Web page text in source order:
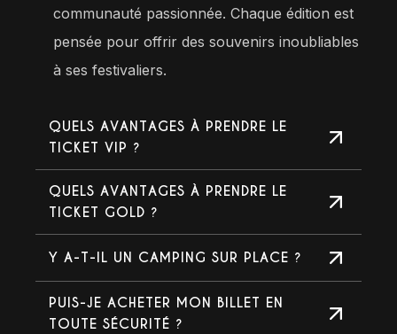
communauté passionnée. Chaque édition est
pensée pour offrir des souvenirs inoubliables
à ses festivaliers.
QUELS AVANTAGES À PRENDRE LE
TICKET VIP ?
QUELS AVANTAGES À PRENDRE LE
TICKET GOLD ?
Y A-T-IL UN CAMPING SUR PLACE ?
PUIS-JE ACHETER MON BILLET EN
TOUTE SÉCURITÉ ?